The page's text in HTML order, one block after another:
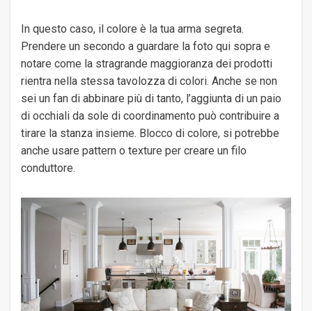
In questo caso, il colore è la tua arma segreta.
Prendere un secondo a guardare la foto qui sopra e
notare come la stragrande maggioranza dei prodotti
rientra nella stessa tavolozza di colori. Anche se non
sei un fan di abbinare più di tanto, l’aggiunta di un paio
di occhiali da sole di coordinamento può contribuire a
tirare la stanza insieme. Blocco di colore, si potrebbe
anche usare pattern o texture per creare un filo
conduttore.